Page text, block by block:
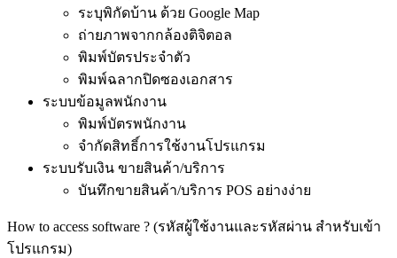
ระบุพิกัดบ้าน ด้วย Google Map
ถ่ายภาพจากกล้องติจิตอล
พิมพ์บัตรประจำตัว
พิมพ์ฉลากปิดซองเอกสาร
ระบบข้อมูลพนักงาน
พิมพ์บัตรพนักงาน
จำกัดสิทธิ์การใช้งานโปรแกรม
ระบบรับเงิน ขายสินค้า/บริการ
บันทึกขายสินค้า/บริการ POS อย่างง่าย
How to access software ? (รหัสผู้ใช้งานและรหัสผ่าน สำหรับเข้า
โปรแกรม)